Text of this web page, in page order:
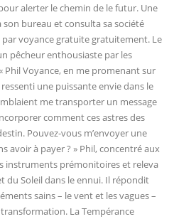
alerter le chemin de le futur. Une
bureau et consulta sa société
par voyance gratuite gratuitement. Le
pêcheur enthousiaste par les
Phil Voyance, en me promenant sur
une puissante envie dans le
me transporter un message
comment ces astres des
Pouvez-vous m’envoyer une
avoir à payer ? » Phil, concentré aux
instruments prémonitoires et releva
du Soleil dans le ennui. Il répondit
sains – le vent et les vagues –
La Tempérance